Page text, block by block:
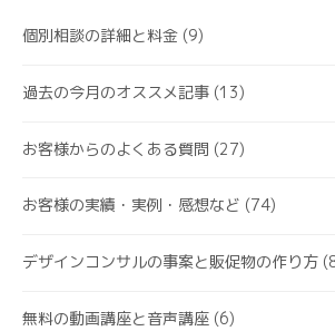
個別相談の詳細と料金 (9)
過去の今月のオススメ記事 (13)
お客様からのよくある質問 (27)
お客様の実績・実例・感想など (74)
デザインコンサルの事案と販促物の作り方
無料の動画講座と音声講座 (6)